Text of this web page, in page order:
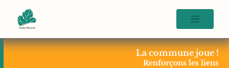
La commune joue !
Renforçons les liens